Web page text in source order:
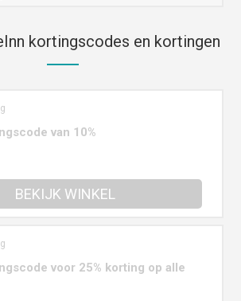
kortingscodes en kortingen
van 10%
BEKIJK WINKEL
voor 25% korting op alle